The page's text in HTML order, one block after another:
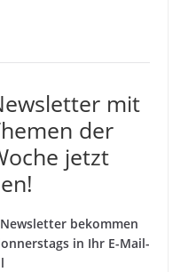
mit
der
jetzt
bekommen
in Ihr E-Mail-